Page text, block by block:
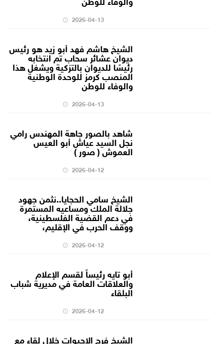
2026-04-13
الشيخ هاشم فهد أبو زيد هو رئيس
ديوان عشائر سحاب تم انتخابه
رئيسًا للديوان بالتزكية ويشغل هذا
المنصب كرمز للوحدة الوطنية
والوفاء للوطن
2026-04-13
شاهد بالصور جاهة المهندس رامي
نجل السيد عياش أبو العيس
العموش ( صور )
2026-04-12
الشيخ سامي الحجايا..نثمن جهود
جلالة الملك ومساعيه المستمرة
في دعم القضية الفلسطينية،
ووقف الحرب في الإقليم،
2026-04-12
أبو تايه رئيساً لقسم الإعلام
والعلاقات العامة في مديرية شباب
البلقاء
2026-04-12
الشيخ فرج الاحيوات خلال لقاء مع